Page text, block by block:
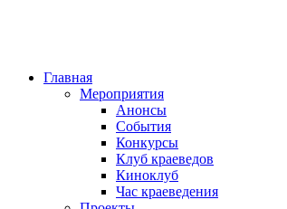
Главная
Мероприятия
Анонсы
События
Конкурсы
Клуб краеведов
Киноклуб
Час краеведения